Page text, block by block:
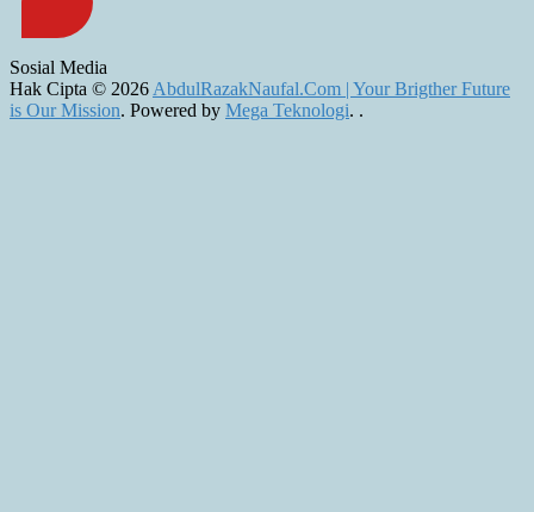
Sosial Media
Hak Cipta © 2026 AbdulRazakNaufal.Com | Your Brigther Future
is Our Mission. Powered by Mega Teknologi. .